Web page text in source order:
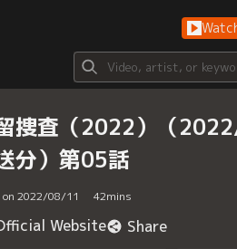
捜査（2022）（
分）第05話
2022/08/11 42mins
Website
Share